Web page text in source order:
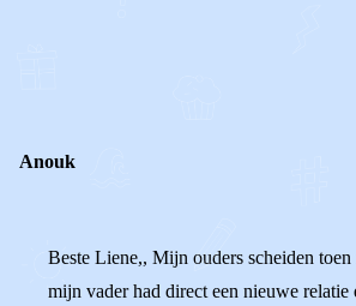
Anouk
Beste Liene,, Mijn ouders scheiden
mijn vader had direct een nieuwe relatie